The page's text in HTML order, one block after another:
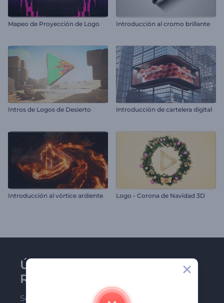
Mapeo de Proyección de Logo Introducción al cromo brillante
Intros de Logos de Desierto Introducción de cartelera digital
Introducción al vórtice ardiente Logo - Corona de Navidad 3D
Únase al boletín de
Renderforest
Sea de los primeros en recibir nuestras